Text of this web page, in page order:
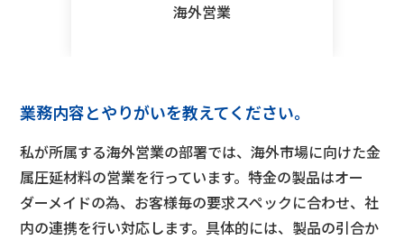
海外営業
業務内容とやりがいを教えてください。
私が所属する海外営業の部署では、海外市場に向けた金
属圧延材料の営業を行っています。特金の製品はオー
ダーメイドの為、お客様毎の要求スペックに合わせ、社
内の連携を行い対応します。具体的には、製品の引合か